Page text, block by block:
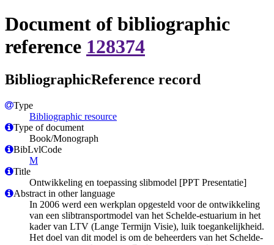
Document of bibliographic
reference 128374
BibliographicReference record
Type
Bibliographic resource
Type of document
Book/Monograph
BibLvlCode
M
Title
Ontwikkeling en toepassing slibmodel [PPT Presentatie]
Abstract in other language
In 2006 werd een werkplan opgesteld voor de ontwikkeling
van een slibtransportmodel van het Schelde-estuarium in het
kader van LTV (Lange Termijn Visie), luik toegankelijkheid.
Het doel van dit model is om de beheerders van het Schelde-